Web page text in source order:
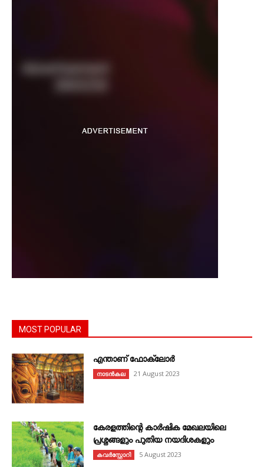
MOST POPULAR
എന്താണ്‌ ഫോക്‌ലോർ
നാടൻകല 21 August 2023
കേരളത്തിന്റെ കാർഷിക മേഖലയിലെ
പ്രശ്നങ്ങളും പുതിയ നയദിശകളും
കവര്‍സ്റ്റോറി 5 August 2023